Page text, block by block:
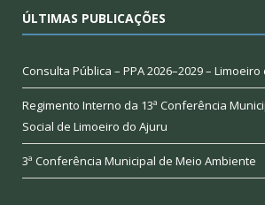
ÚLTIMAS PUBLICAÇÕES
Consulta Pública – PPA 2026–2029 –
Regimento Interno da 13ª Conferência
Social de Limoeiro do Ajuru
3ª Conferência Municipal de Meio Ambiente